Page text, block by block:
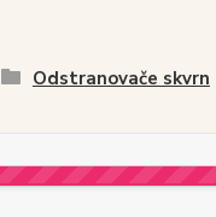
Odstranovače skvrn